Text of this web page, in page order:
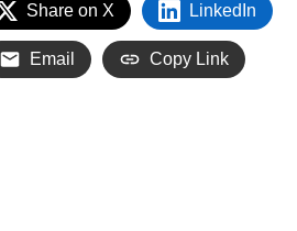
Share on X LinkedIn
Email Copy Link